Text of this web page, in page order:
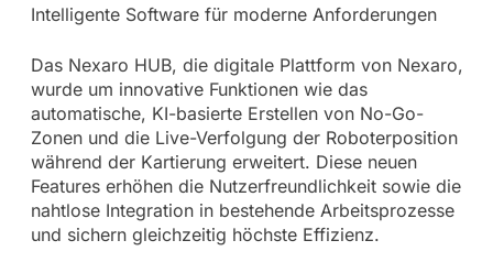
Intelligente Software für moderne Anforderungen
Das Nexaro HUB, die digitale Plattform von Nexaro,
wurde um innovative Funktionen wie das
automatische, KI-basierte Erstellen von No-Go-
Zonen und die Live-Verfolgung der Roboterposition
während der Kartierung erweitert. Diese neuen
Features erhöhen die Nutzerfreundlichkeit sowie die
nahtlose Integration in bestehende Arbeitsprozesse
und sichern gleichzeitig höchste Effizienz.